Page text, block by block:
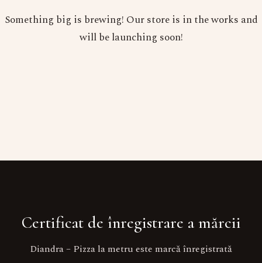
Something big is brewing! Our store is in the works and
will be launching soon!
Certificat de înregistrare a mărcii
Diandra – Pizza la metru este marcă înregistrată